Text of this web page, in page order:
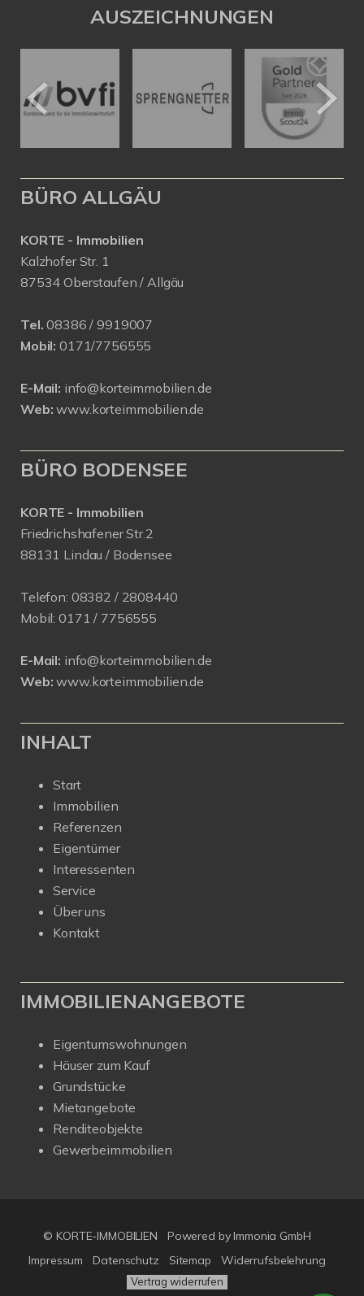
AUSZEICHNUNGEN
BÜRO ALLGÄU
KORTE - Immobilien
Kalzhofer Str. 1
87534 Oberstaufen / Allgäu
Tel. 08386 / 9919007
Mobil: 0171/7756555
E-Mail: info@korteimmobilien.de
Web: www.korteimmobilien.de
BÜRO BODENSEE
KORTE - Immobilien
Friedrichshafener Str.2
88131 Lindau / Bodensee
Telefon: 08382 / 2808440
Mobil: 0171 / 7756555
E-Mail: info@korteimmobilien.de
Web: www.korteimmobilien.de
INHALT
Start
Immobilien
Referenzen
Eigentümer
Interessenten
Service
Über uns
Kontakt
IMMOBILIENANGEBOTE
Eigentumswohnungen
Häuser zum Kauf
Grundstücke
Mietangebote
Renditeobjekte
Gewerbeimmobilien
© KORTE-IMMOBILIEN
Powered by Immonia GmbH
Impressum
Datenschutz Sitemap Widerrufsbelehrung
Vertrag widerrufen